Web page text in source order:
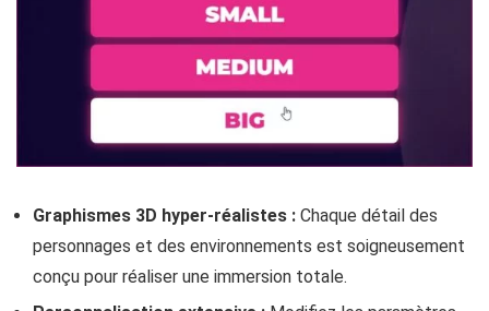
Graphismes 3D hyper-réalistes :Chaque détail des
personnages et des environnements est soigneusement
conçu pour réaliser une immersion totale.